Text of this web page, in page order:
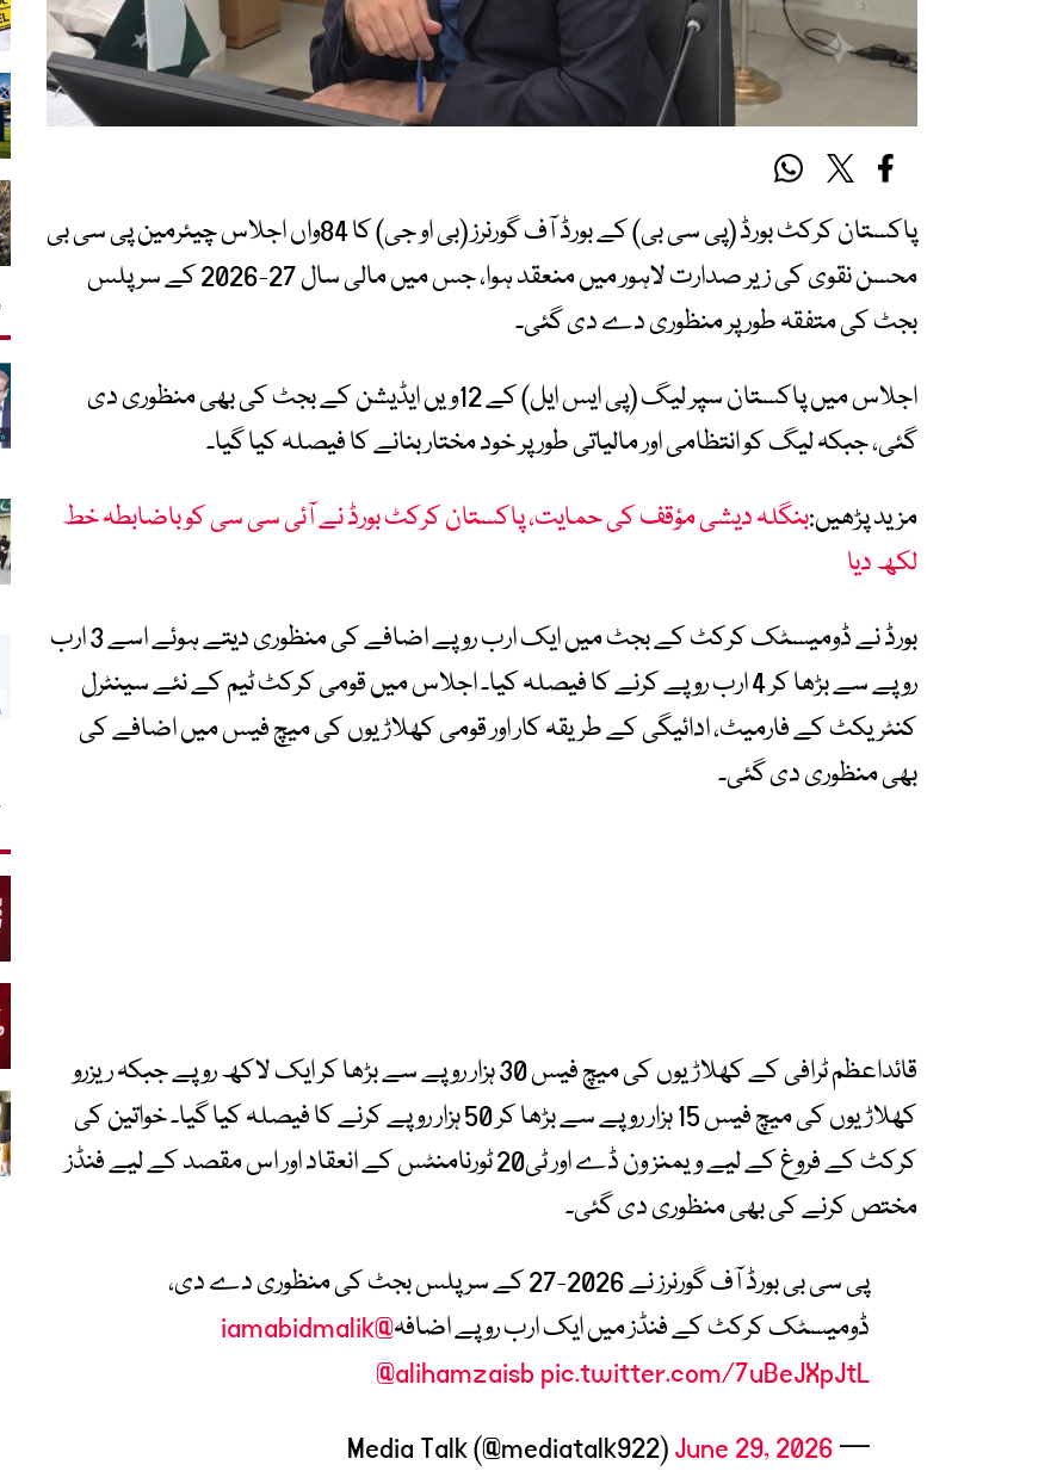
پاکستان کرکٹ بورڈ (پی سی بی) کے بورڈ آف گورنرز (بی او جی) کا 84واں اجلاس چیئرمین پی سی بی
محسن نقوی کی زیر صدارت لاہور میں منعقد ہوا، جس میں مالی سال 27-2026 کے سرپلس
بجٹ کی متفقہ طور پر منظوری دے دی گئی۔
اجلاس میں پاکستان سپر لیگ (پی ایس ایل) کے 12ویں ایڈیشن کے بجٹ کی بھی منظوری دی
گئی، جبکہ لیگ کو انتظامی اور مالیاتی طور پر خود مختار بنانے کا فیصلہ کیا گیا۔
مزید پڑھیں:بنگلہ دیشی مؤقف کی حمایت، پاکستان کرکٹ بورڈ نے آئی سی سی کو باضابطہ خط
لکھ دیا
بورڈ نے ڈومیسٹک کرکٹ کے بجٹ میں ایک ارب روپے اضافے کی منظوری دیتے ہوئے اسے 3 ارب
روپے سے بڑھا کر 4 ارب روپے کرنے کا فیصلہ کیا۔ اجلاس میں قومی کرکٹ ٹیم کے نئے سینٹرل
کنٹریکٹ کے فارمیٹ، ادائیگی کے طریقہ کار اور قومی کھلاڑیوں کی میچ فیس میں اضافے کی
بھی منظوری دی گئی۔
قائداعظم ٹرافی کے کھلاڑیوں کی میچ فیس 30 ہزار روپے سے بڑھا کر ایک لاکھ روپے جبکہ ریزرو
کھلاڑیوں کی میچ فیس 15 ہزار روپے سے بڑھا کر 50 ہزار روپے کرنے کا فیصلہ کیا گیا۔ خواتین کی
کرکٹ کے فروغ کے لیے ویمنز ون ڈے اور ٹی20 ٹورنامنٹس کے انعقاد اور اس مقصد کے لیے فنڈز
مختص کرنے کی بھی منظوری دی گئی۔
پی سی بی بورڈ آف گورنرز نے 2026-27 کے سرپلس بجٹ کی منظوری دے دی،
ڈومیسٹک کرکٹ کے فنڈز میں ایک ارب روپے اضافہ@iamabidmalik
@alihamzaisb pic.twitter.com/7uBeJXpJtL
— Media Talk (@mediatalk922)
June 29, 2026